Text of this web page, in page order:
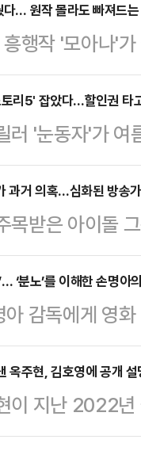
다… 원작 몰라도 빠져드
행작 '모아나'
실사 영화들이
하고, 이야기 자
성도를 증명했
작품들이 과도
시도로 관객들
시도하지 않았
리5' 잡았다…할인권 타
러 '눈동자'가
의 사랑을 받아
피스 정상에 오
되지 않았던 작
쏠린다.7일 영
루 동안 4만
3만951명으
과거 의혹…심화된 방송
목받은 아이돌
받는가 하면, 인
유발하고 있
우려가 이어지
룹 리센느 원이
영상에서 “무
같은 그룹 일
‘분노’를 이해한 손명아
감독에게 영
학교 출신이고,
지만, 그래서
은 내용이었다.
상처를 안 받
옥주현, 김호영에 공개
이 지난 2022년
발언을 한 동